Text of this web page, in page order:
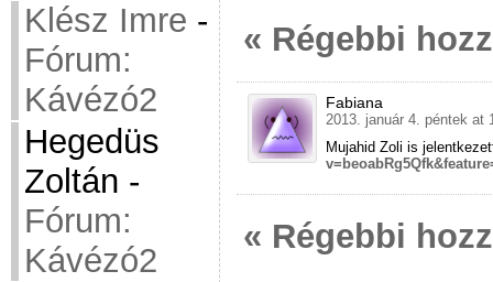
Klész Imre -
Fórum:
Kávézó2
Hegedüs
Zoltán -
Fórum:
Kávézó2
« Régebbi
Fabiana
2013. január 4. péntek at
Mujahid Zoli is
« Régebbi